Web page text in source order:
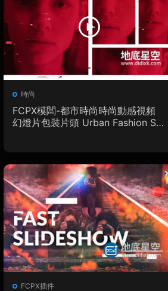
時尚
FCPX模闆-都市時尚時尚動感視頻
幻燈片包裝片頭 Urban Fashion Sli
FCPX插件